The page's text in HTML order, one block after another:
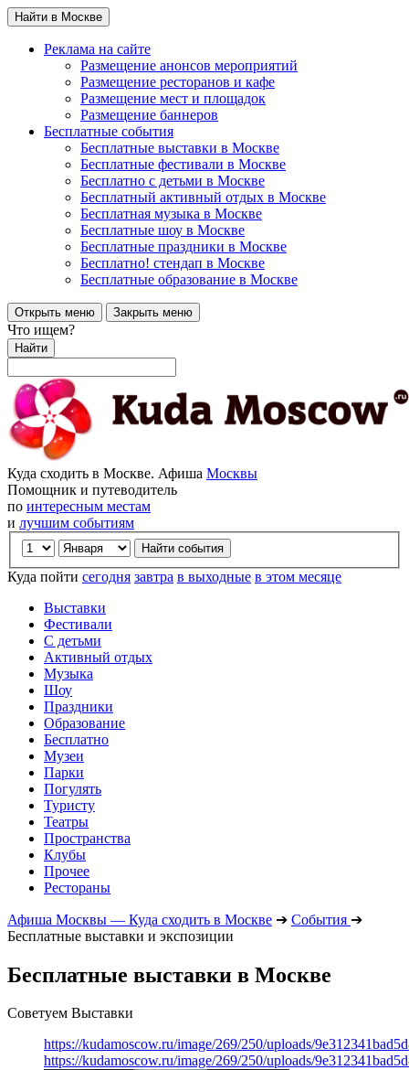
Найти в Москве
Реклама на сайте
Размещение анонсов мероприятий
Размещение ресторанов и кафе
Размещение мест и площадок
Размещение баннеров
Бесплатные события
Бесплатные выставки в Москве
Бесплатные фестивали в Москве
Бесплатно с детьми в Москве
Бесплатный активный отдых в Москве
Бесплатная музыка в Москве
Бесплатные шоу в Москве
Бесплатные праздники в Москве
Бесплатно! стендап в Москве
Бесплатные образование в Москве
Открыть меню Закрыть меню
Что ищем?
Найти
Куда сходить в Москве. Афиша Москвы
Помощник и путеводитель
по интересным местам
и лучшим событиям
Куда пойти сегодня завтра в выходные в этом месяце
Выставки
Фестивали
С детьми
Активный отдых
Музыка
Шоу
Праздники
Образование
Бесплатно
Музеи
Парки
Погулять
Туристу
Театры
Пространства
Клубы
Прочее
Рестораны
Афиша Москвы — Куда сходить в Москве ➔ События ➔
Бесплатные выставки и экспозиции
Бесплатные выставки в Москве
Советуем Выставки
https://kudamoscow.ru/image/269/250/uploads/
https://kudamoscow.ru/image/269/250/uploads/